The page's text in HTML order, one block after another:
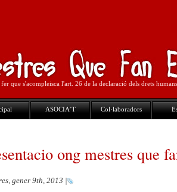
que s'acompleisca l'art. 26 de la declaració dels drets humans
ASOCIA’T Col·laboradors
ong mestres que
gener 9th, 2013 |